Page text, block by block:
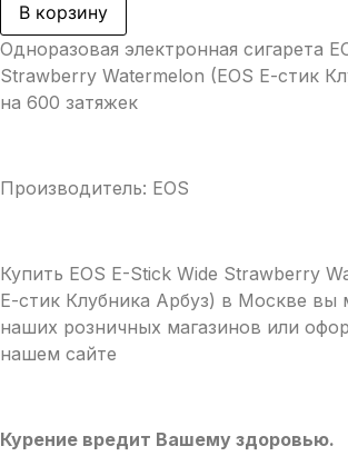
Stick
Wide
Strawberry
Watermelon
(EOS
Е-
В корзину
Одноразовая электронная сигарета
Strawberry Watermelon (EOS Е-стик
на 600 затяжек
Производитель: EOS
Купить EOS E-Stick Wide Strawberry
Е-стик Клубника Арбуз) в Москве вы
наших розничных магазинов или
нашем сайте
Курение вредит Вашему здоровью.